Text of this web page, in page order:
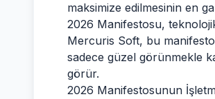
maksimize edilmesinin en
2026 Manifestosu,
Mercuris Soft, bu
sadece güzel görünmekle
görür.
2026 Manifestosunun